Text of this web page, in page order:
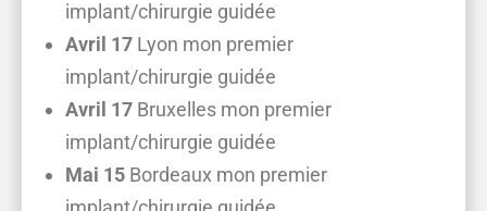
implant/chirurgie guidée
Avril 17 Lyon mon premier
implant/chirurgie guidée
Avril 17 Bruxelles mon premier
implant/chirurgie guidée
Mai 15 Bordeaux mon premier